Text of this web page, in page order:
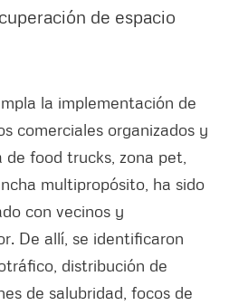
de espacio
la implementación de
comerciales organizados y
food trucks, zona pet,
multipropósito, ha sido
con vecinos y
De allí, se identificaron
distribución de
de salubridad, focos de